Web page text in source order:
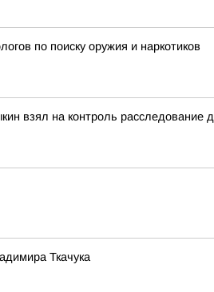
по поиску оружия и наркотиков
взял на контроль расследование
Ткачука